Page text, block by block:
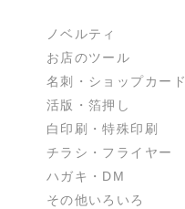
ノベルティ
お店のツール
名刺・ショップカード
活版・箔押し
白印刷・特殊印刷
チラシ・フライヤー
ハガキ・DM
その他いろいろ